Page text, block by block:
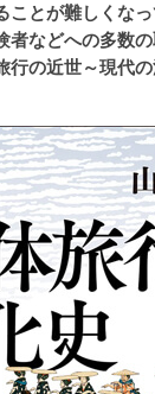
ことが難しくな
者などへの多数
行の近世～現代